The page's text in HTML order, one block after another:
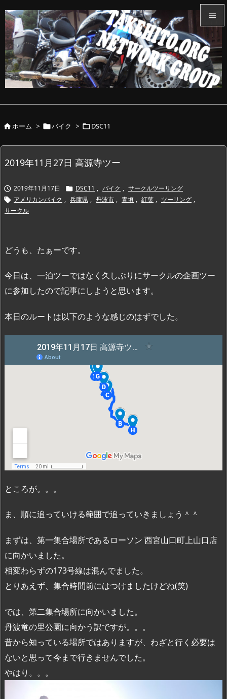


メニュ

サイド


ホーム > バイク > DSC11
2019年11月27日 高源寺ツー
 2019年11月17日  DSC11 , バイク , サークルツーリング
 アメリカンバイク , 兵庫県 , 丹波市 , 青垣 , 紅葉 , ツーリング ,
サークル
どうも、たぁーです。
今日は、一泊ツーではなく久しぶりにサークルの企画ツー
に参加したので記事にしようと思います。
本日のルートは以下のような感じのはずでした。
ところが。。。
ま、順に追っていける範囲で追っていきましょう＾＾
まずは、第一集合場所であるローソン 西宮山口町上山口店
に向かいました。
相変わらずの173号線は混んでました。
とりあえず、集合時間前にはつけましたけどね(笑)
では、第二集合場所に向かいました。
丹波竜の里公園に向かう訳ですが。。。
昔から知っている場所ではありますが、わざと行く必要は
ないと思って今まで行きませんでした。
やはり。。。